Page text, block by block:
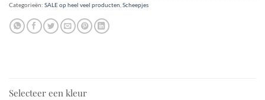
Categorieën: SALE op heel veel producten Scheepjes
Selecteer een kleur